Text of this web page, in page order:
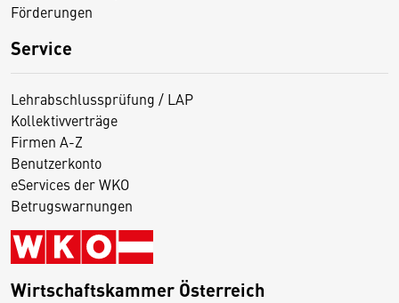
Förderungen
Service
Lehrabschlussprüfung / LAP
Kollektivverträge
Firmen A-Z
Benutzerkonto
eServices der WKO
Betrugswarnungen
Wirtschaftskammer Österreich